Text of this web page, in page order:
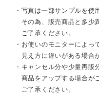
・写真は一部サンプルを使
その為、販売商品と多少
ご了承ください。
・お使いのモニターによっ
見え方に違いがある場合
・キャンセル分や少量再販
商品をアップする場合が
ご了承ください。